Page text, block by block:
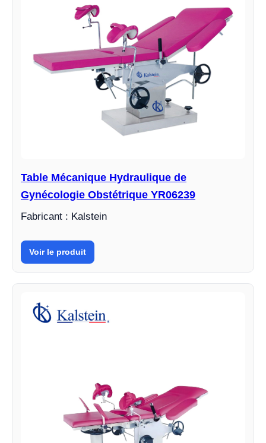
Table Mécanique Hydraulique de
Gynécologie Obstétrique YR06239
Fabricant : Kalstein
Voir le produit